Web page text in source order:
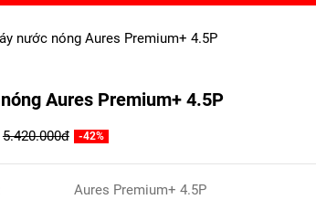
nước nóng Aures Premium+ 4.5P
Aures Premium+ 4.5P
5.420.000đ -42%
Aures Premium+ 4.5P